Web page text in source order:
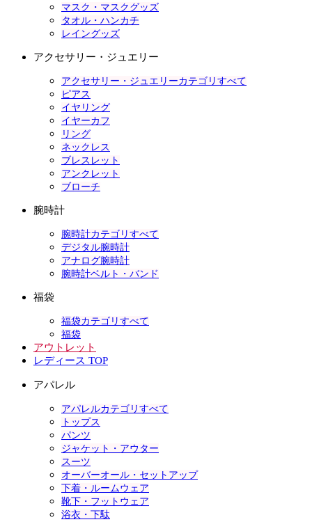
マスク・マスクグッズ
タオル・ハンカチ
レイングッズ
アクセサリー・ジュエリー
アクセサリー・ジュエリーカテゴリすべて
ピアス
イヤリング
イヤーカフ
リング
ネックレス
ブレスレット
アンクレット
ブローチ
腕時計
腕時計カテゴリすべて
デジタル腕時計
アナログ腕時計
腕時計ベルト・バンド
福袋
福袋カテゴリすべて
福袋
アウトレット
レディース TOP
アパレル
アパレルカテゴリすべて
トップス
パンツ
ジャケット・アウター
スーツ
オーバーオール・セットアップ
下着・ルームウェア
靴下・フットウェア
浴衣・下駄